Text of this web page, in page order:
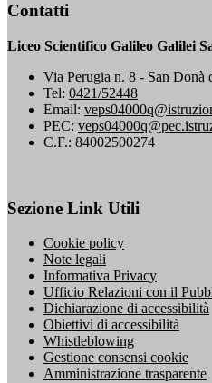
Contatti
Liceo Scientifico Galileo Galilei
Via Perugia n. 8 - San Donà
Tel: 0421/52448
Email:
PEC:
C.F.: 84002500274
Sezione Link Utili
Cookie policy
Note legali
Informativa Privacy
Ufficio Relazioni con il
Dichiarazione di accessibilità
Obiettivi di accessibilità
Whistleblowing
Gestione consensi cookie
Amministrazione trasparente